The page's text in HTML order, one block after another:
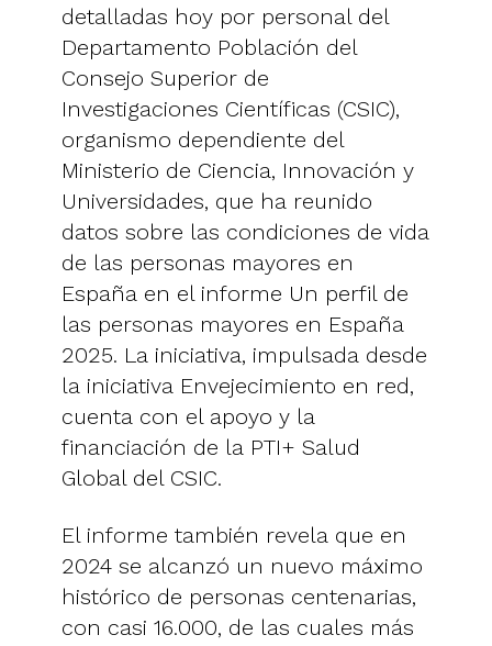
detalladas hoy por personal del
Departamento Población del
Consejo Superior de
Investigaciones Científicas (CSIC),
organismo dependiente del
Ministerio de Ciencia, Innovación y
Universidades, que ha reunido
datos sobre las condiciones de vida
de las personas mayores en
España en el informe Un perfil de
las personas mayores en España
2025. La iniciativa, impulsada desde
la iniciativa Envejecimiento en red,
cuenta con el apoyo y la
financiación de la PTI+ Salud
Global del CSIC.
El informe también revela que en
2024 se alcanzó un nuevo máximo
histórico de personas centenarias,
con casi 16.000, de las cuales más